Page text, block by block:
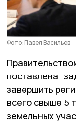
Фото: Павел Васильев
поставлена
завершить
всего свыше 5
земельных